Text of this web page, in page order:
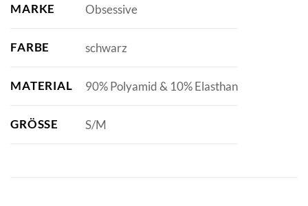
MARKE Obsessive
FARBE schwarz
MATERIAL 90% Polyamid & 10% Elasthan
GRÖSSE S/M